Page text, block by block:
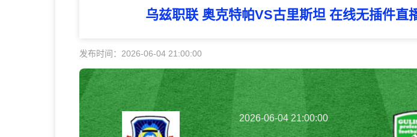
乌兹职联 奥克特帕VS古里斯坦 在线无插件直
发布时间：2026-06-04 21:00:00
2026-06-04 21:00:00